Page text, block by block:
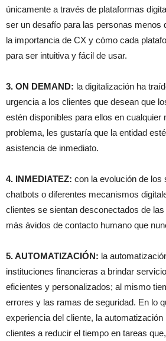
únicamente a través de plataformas
ser un desafío para las personas menos
la importancia de CX y cómo cada
para ser intuitiva y fácil de usar.
3. ON DEMAND: la digitalización ha
urgencia a los clientes que desean que
estén disponibles para ellos en cualquier
problema, les gustaría que la entidad
asistencia de inmediato.
4. INMEDIATEZ: con la evolución de los
chatbots o diferentes mecanismos
clientes se sientan desconectados de
más ávidos de contacto humano que
5. AUTOMATIZACIÓN: la
instituciones financieras a brindar
eficientes y personalizados; al mismo
errores y las ramas de seguridad. En lo
experiencia del cliente, la automatización
clientes a reducir el tiempo en tareas